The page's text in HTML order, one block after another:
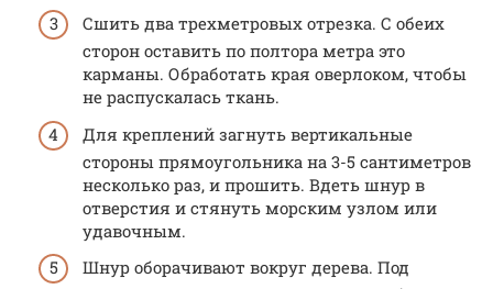
Сшить два трехметровых отрезка. С обеих
сторон оставить по полтора метра это
карманы. Обработать края оверлоком, чтобы
не распускалась ткань.
Для креплений загнуть вертикальные
стороны прямоугольника на 3-5 сантиметров
несколько раз, и прошить. Вдеть шнур в
отверстия и стянуть морским узлом или
удавочным.
Шнур оборачивают вокруг дерева. Под